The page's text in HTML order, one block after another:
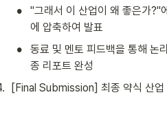
•
"그래서 이 산업이 왜 좋은가?"
에 압축하여 발표
•
동료 및 멘토 피드백을 통해 논
종 리포트 완성
. [Final Submission] 최종 약식 산업